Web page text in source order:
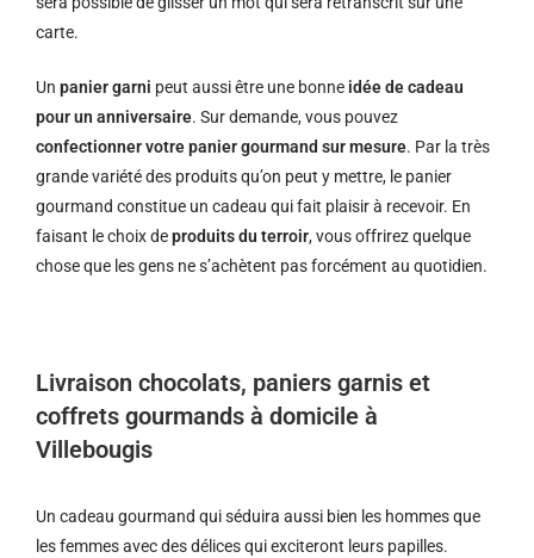
carte.
Un panier garni peut aussi être une bonne idée de cadeau
pour un anniversaire. Sur demande, vous pouvez
confectionner votre panier gourmand sur mesure. Par la très
grande variété des produits qu’on peut y mettre, le panier
gourmand constitue un cadeau qui fait plaisir à recevoir. En
faisant le choix deproduits du terroir, vous offrirez quelque
chose que les gens ne s’achètent pas forcément au quotidien.
Livraison chocolats, paniers garnis et
coffrets gourmands à domicile à
Villebougis
Un cadeau gourmand qui séduira aussi bien les hommes que
les femmes avec des délices qui exciteront leurs papilles.